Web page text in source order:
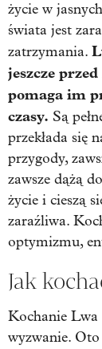
życie w
świata jest
zatrzymania.
jeszcze
pomaga im
czasy. Są
przekłada się
przygody,
zawsze dążą
życie i cieszą
zaraźliwa.
optymizmu,
Jak
Kochanie Lwa
wyzwanie.